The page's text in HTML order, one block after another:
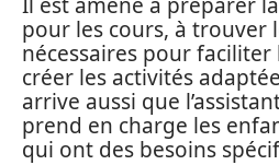
pour les cours, à trouver
nécessaires pour faciliter
créer les activités
arrive aussi que
prend en charge les
qui ont des besoins